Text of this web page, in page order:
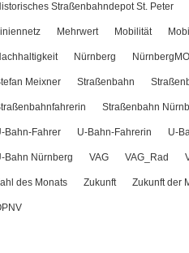
Straßenbahndepot St. Peter
Mehrwert Mobilität
Nürnberg
Meixner Straßenbahn
Straßenbahn
Bahn-Fahrer U-Bahn-Fahrerin U-
Bahn Nürnberg VAG VAG_Rad
des Monats Zukunft Zukunft der